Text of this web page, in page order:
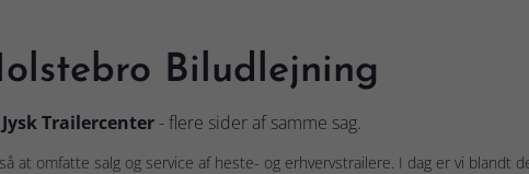
Biludlejning
Trailercenter- flere sider af samme sag.
at omfatte salg og service af heste- og erhvervstrailere. I dag er vi blandt